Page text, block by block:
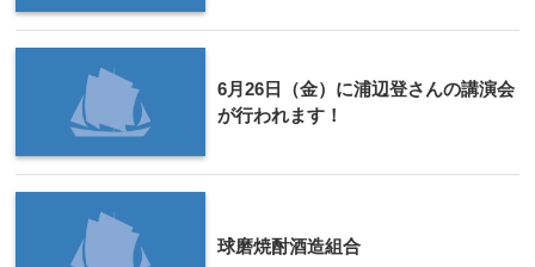
6月26日（金）に浦辺登さんの講演会
が行われます！
球磨焼酎酒造組合